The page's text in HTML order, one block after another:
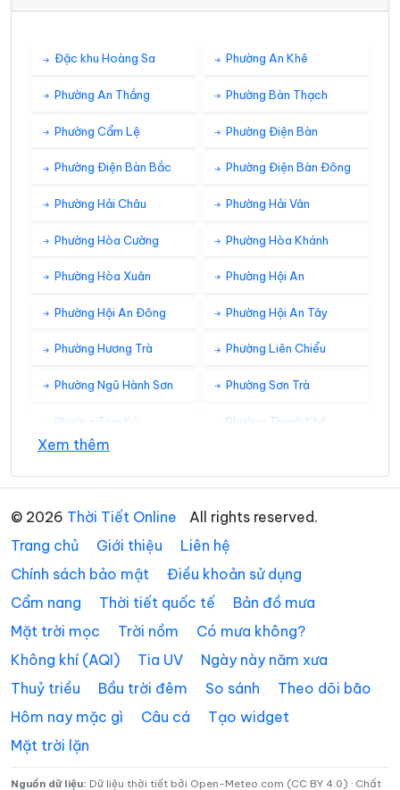
Đặc khu Hoàng Sa Phường An Khê
Phường An Thắng Phường Bàn Thạch
Phường Cẩm Lệ Phường Điện Bàn
Phường Điện Bàn Bắc Phường Điện Bàn Đông
Phường Hải Châu Phường Hải Vân
Phường Hòa Cường Phường Hòa Khánh
Phường Hòa Xuân Phường Hội An
Phường Hội An Đông Phường Hội An Tây
Phường Hương Trà Phường Liên Chiểu
Phường Ngũ Hành Sơn Phường Sơn Trà
Phường Tam Kỳ Phường Thanh Khê
Xã Đắc Pring
Xã Đại Lộc Xã Điện Bàn Tây
Xã Đồng Dương Xã Đông Giang
Xã Đức Phú Xã Duy Nghĩa
Xã Hà Nha Xã Hiệp Đức
Xã Hòa Tiến
Xã Hùng Sơn Xã Khâm Đức
Xem thêm
© 2026 Thời Tiết Online
All rights reserved.
Trang chủ
Giới thiệu
Liên hệ
Chính sách bảo mật
Điều khoản sử dụng
Cẩm nang
Thời tiết quốc tế
Bản đồ mưa
Mặt trời mọc
Trời nồm
Có mưa không?
Không khí (AQI)
Tia UV
Ngày này năm xưa
Thuỷ triều
Bầu trời đêm So sánh
Theo dõi bão
Hôm nay mặc gì
Câu cá
Tạo widget
Mặt trời lặn
Nguồn dữ liệu: Dữ liệu thời tiết bởi Open-Meteo.com (CC BY 4.0) · Chất